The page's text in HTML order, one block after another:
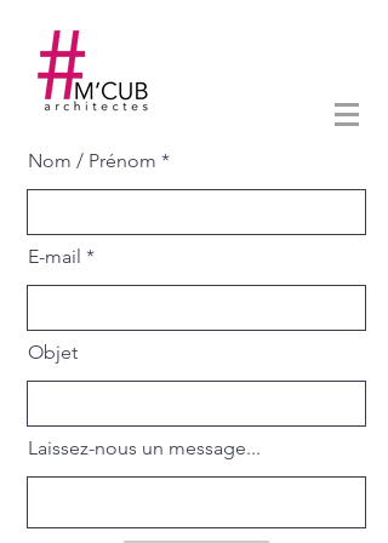
Nom / Prénom
E-mail
Objet
Laissez-nous un message...